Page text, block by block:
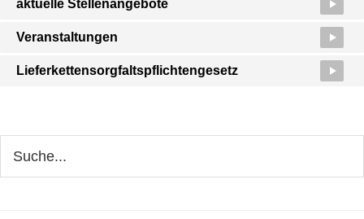
aktuelle Stellenangebote
Veranstaltungen
Lieferkettensorgfaltspflichtengesetz
Seitenspalte
durchsuchen